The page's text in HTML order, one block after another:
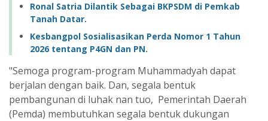
Ronal Satria Dilantik Sebagai BKPSDM di Pemkab
Tanah Datar.
Kesbangpol Sosialisasikan Perda Nomor 1 Tahun
2026 tentang P4GN dan PN.
"Semoga program-program Muhammadyah dapat
berjalan dengan baik. Dan, segala bentuk
pembangunan di luhak nan tuo, Pemerintah Daerah
(Pemda) membutuhkan segala bentuk dukungan